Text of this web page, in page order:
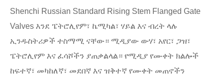
Shenchi Russian Standard Rising Stem Flanged Gate
Valves እንደ ፔትሮሊየም፣ ኬሚካል፣ ሃይል እና ብረት ላሉ
ኢንዱስትሪዎች ተስማሚ ናቸው። ሚዲያው ውሃ፣ አየር፣ ጋዝ፣
ፔትሮሊየም እና ፈሳሾችን ያጠቃልላል። የሚዲያ የሙቀት ክልሎች
ከፍተኛ፣ መካከለኛ፣ መደበኛ እና ዝቅተኛ የሙቀት መጠኖችን